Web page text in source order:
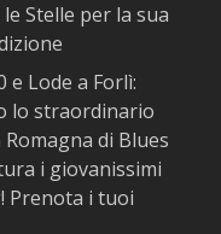
Stelle per la sua
e Lode a Forlì:
lo straordinario
di Blues
i giovanissimi
Prenota i tuoi